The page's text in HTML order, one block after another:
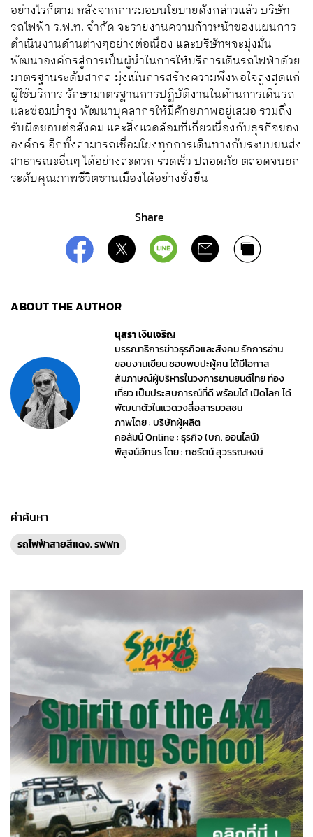
อย่างไรก็ตาม หลังจากการมอบนโยบายดังกล่าวแล้ว บริษัท
รถไฟฟ้า ร.ฟ.ท. จำกัด จะรายงานความก้าวหน้าของแผนการ
ดำเนินงานด้านต่างๆอย่างต่อเนื่อง และบริษัทฯจะมุ่งมั่น
พัฒนาองค์กรสู่การเป็นผู้นำในการให้บริการเดินรถไฟฟ้าด้วย
มาตรฐานระดับสากล มุ่งเน้นการสร้างความพึงพอใจสูงสุดแก่
ผู้ใช้บริการ รักษามาตรฐานการปฏิบัติงานในด้านการเดินรถ
และซ่อมบำรุง พัฒนาบุคลากรให้มีศักยภาพอยู่เสมอ รวมถึง
รับผิดชอบต่อสังคม และสิ่งแวดล้อมที่เกี่ยวเนื่องกับธุรกิจของ
องค์กร อีกทั้งสามารถเชื่อมโยงทุกการเดินทางกับระบบขนส่ง
สาธารณะอื่นๆ ได้อย่างสะดวก รวดเร็ว ปลอดภัย ตลอดจนยก
ระดับคุณภาพชีวิตชานเมืองได้อย่างยั่งยืน
Share
ABOUT THE AUTHOR
นุสรา เงินเจริญ
บรรณาธิการข่าวธุรกิจและสังคม รักการอ่าน
ขอบงานเขียน ชอบพบปะผู้คน ได้มีโอกาส
สัมภาษณ์ผู้บริหารในวงการยานยนต์ไทย ท่อง
เที่ยว เป็นประสบการณ์ที่ดี พร้อมได้ เปิดโลก ได้
พัฒนาตัวในแวดวงสื่อสารมวลชน
ภาพโดย : บริษัทผู้ผลิต
คอลัมน์ Online : ธุรกิจ (บก. ออนไลน์)
พิสูจน์อักษร โดย : กชรัตน์ สุวรรณหงษ์
คำค้นหา
รถไฟฟ้าสายสีแดง. รฟฟท